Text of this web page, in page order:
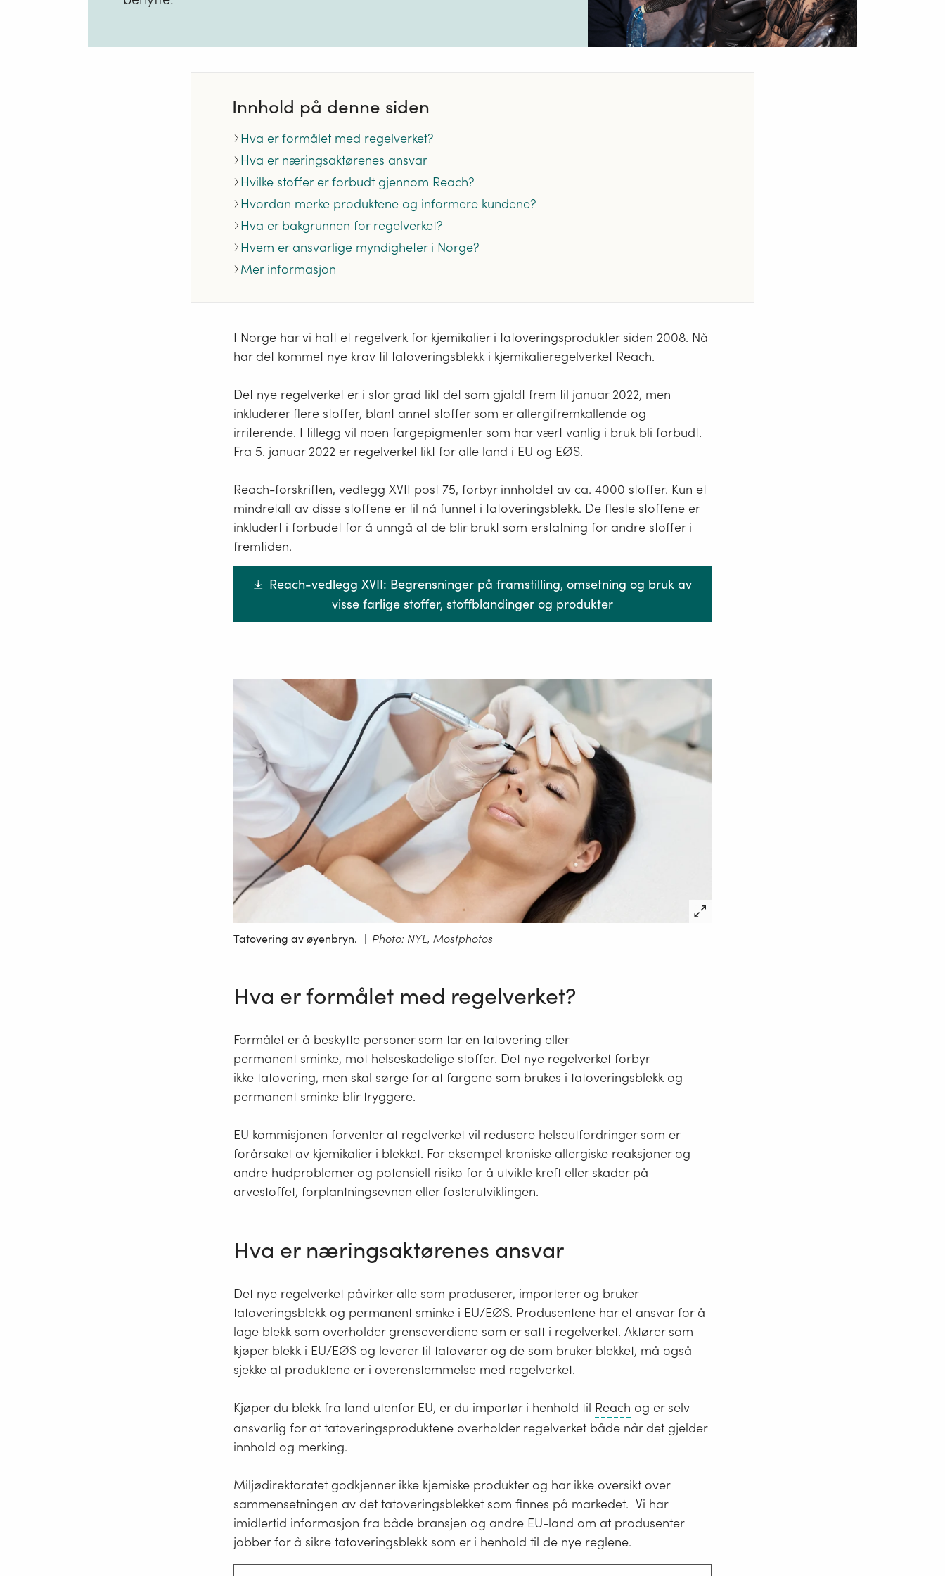
Innhold på denne siden
Hva er formålet med regelverket?
Hva er næringsaktørenes ansvar
Hvilke stoffer er forbudt gjennom Reach?
Hvordan merke produktene og informere kundene?
Hva er bakgrunnen for regelverket?
Hvem er ansvarlige myndigheter i Norge?
Mer informasjon
I Norge har vi hatt et regelverk for kjemikalier i tatoveringsprodukter siden 2008. Nå
har det kommet nye krav til tatoveringsblekk i kjemikalieregelverket Reach.
Det nye regelverket er i stor grad likt det som gjaldt frem til januar 2022, men
inkluderer flere stoffer, blant annet stoffer som er allergifremkallende og
irriterende. I tillegg vil noen fargepigmenter som har vært vanlig i bruk bli forbudt.
Fra 5. januar 2022 er regelverket likt for alle land i EU og EØS.
Reach-forskriften, vedlegg XVII post 75, forbyr innholdet av ca. 4000 stoffer. Kun et
mindretall av disse stoffene er til nå funnet i tatoveringsblekk. De fleste stoffene er
inkludert i forbudet for å unngå at de blir brukt som erstatning for andre stoffer i
fremtiden.
Reach-vedlegg XVII: Begrensninger på framstilling, omsetning og bruk av
visse farlige stoffer, stoffblandinger og produkter
Tatovering av øyenbryn. | Photo: NYL, Mostphotos
Hva er formålet med regelverket?
Formålet er å beskytte personer som tar en tatovering eller
permanent sminke, mot helseskadelige stoffer. Det nye regelverket forbyr
ikke tatovering, men skal sørge for at fargene som brukes i tatoveringsblekk og
permanent sminke blir tryggere.
EU kommisjonen forventer at regelverket vil redusere helseutfordringer som er
forårsaket av kjemikalier i blekket. For eksempel kroniske allergiske reaksjoner og
andre hudproblemer og potensiell risiko for å utvikle kreft eller skader på
arvestoffet, forplantningsevnen eller fosterutviklingen.
Hva er næringsaktørenes ansvar
Det nye regelverket påvirker alle som produserer, importerer og bruker
tatoveringsblekk og permanent sminke i EU/EØS. Produsentene har et ansvar for å
lage blekk som overholder grenseverdiene som er satt i regelverket. Aktører som
kjøper blekk i EU/EØS og leverer til tatovører og de som bruker blekket, må også
sjekke at produktene er i overenstemmelse med regelverket.
Kjøper du blekk fra land utenfor EU, er du importør i henhold til ReachReach
står
Evaluation,
Authorisation
and
og er selv
ansvarlig for at tatoveringsproduktene overholder regelverket både når det gjelder
innhold og merking.
Miljødirektoratet godkjenner ikke kjemiske produkter og har ikke oversikt over
sammensetningen av det tatoveringsblekket som finnes på markedet. Vi har
imidlertid informasjon fra både bransjen og andre EU-land om at produsenter
jobber for å sikre tatoveringsblekk som er i henhold til de nye reglene.